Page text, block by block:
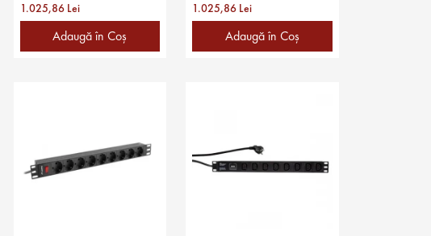
1.025,86 Lei
Adaugă în Coş
1.025,86 Lei
Adaugă în Coş